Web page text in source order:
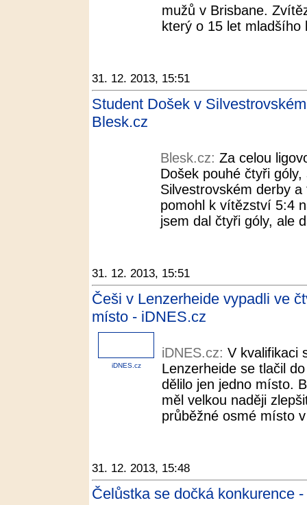
mužů v Brisbane.
který o 15 let
31. 12. 2013, 15:51
Student Došek v
Blesk.cz
Blesk.cz: Za celou
Došek pouhé čtyři
Silvestrovském derby
pomohl k vítězství 5:4
jsem dal čtyři góly, ale
31. 12. 2013, 15:51
Češi v Lenzerheide vypadli ve
místo - iDNES.cz
iDNES.cz
iDNES.cz: V kvalifikaci
Lenzerheide se tlačil
dělilo jen jedno místo.
měl velkou naději
průběžné osmé místo
31. 12. 2013, 15:48
Čelůstka se dočká konkurence